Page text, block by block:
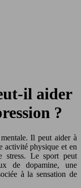
il aider
?
Il peut aider à
activité physique et en
stress. Le sport peut
de dopamine, une
à la sensation de